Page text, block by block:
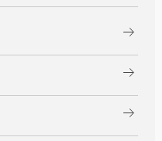
arrow_right_alt
arrow_right_alt
arrow_right_alt